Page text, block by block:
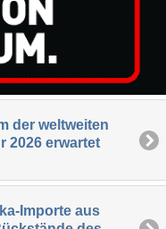
der weltweiten
2026 erwartet
Importe aus